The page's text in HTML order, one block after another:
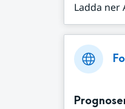
Ladda ner